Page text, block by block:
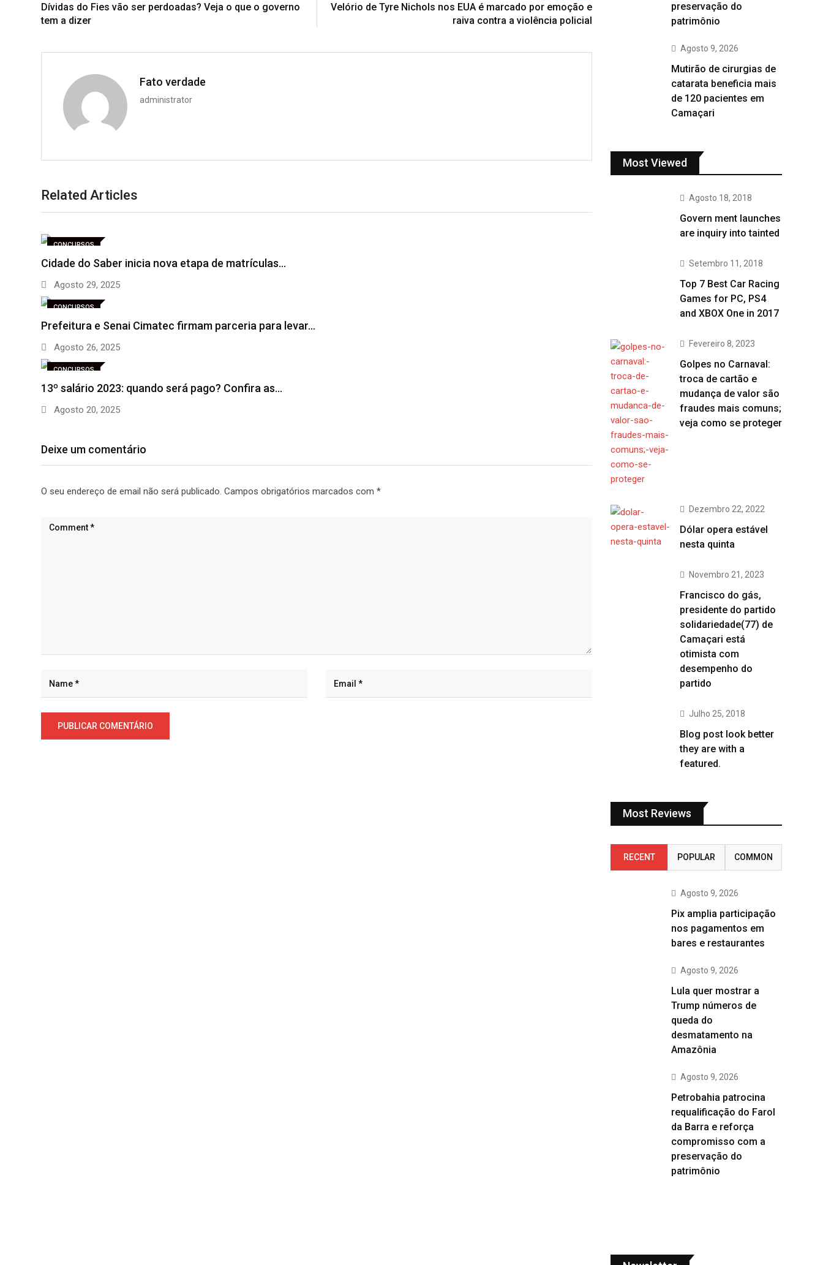
Dívidas do Fies vão ser perdoadas? Veja o que o governo
tem a dizer
Velório de Tyre Nichols nos EUA é marcado por emoção e
raiva contra a violência policial
Fato verdade
administrator
Related Articles
CONCURSOS
Cidade do Saber inicia nova etapa de matrículas…
Agosto 29, 2025
CONCURSOS
Prefeitura e Senai Cimatec firmam parceria para levar…
Agosto 26, 2025
CONCURSOS
13º salário 2023: quando será pago? Confira as…
Agosto 20, 2025
Deixe um comentário
O seu endereço de email não será publicado. Campos obrigatórios marcados com *
preservação do
patrimônio
Agosto 9, 2026
Mutirão de cirurgias de
catarata beneficia mais
de 120 pacientes em
Camaçari
Most Viewed
Agosto 18, 2018
Govern ment launches
are inquiry into tainted
Setembro 11, 2018
Top 7 Best Car Racing
Games for PC, PS4
and XBOX One in 2017
Fevereiro 8, 2023
Golpes no Carnaval:
troca de cartão e
mudança de valor são
fraudes mais comuns;
veja como se proteger
Dezembro 22, 2022
Dólar opera estável
nesta quinta
Novembro 21, 2023
Francisco do gás,
presidente do partido
solidariedade(77) de
Camaçari está
otimista com
desempenho do
partido
Julho 25, 2018
Blog post look better
they are with a
featured.
Most Reviews
RECENT POPULAR COMMON
Agosto 9, 2026
Pix amplia participação
nos pagamentos em
bares e restaurantes
Agosto 9, 2026
Lula quer mostrar a
Trump números de
queda do
desmatamento na
Amazônia
Agosto 9, 2026
Petrobahia patrocina
requalificação do Farol
da Barra e reforça
compromisso com a
preservação do
patrimônio